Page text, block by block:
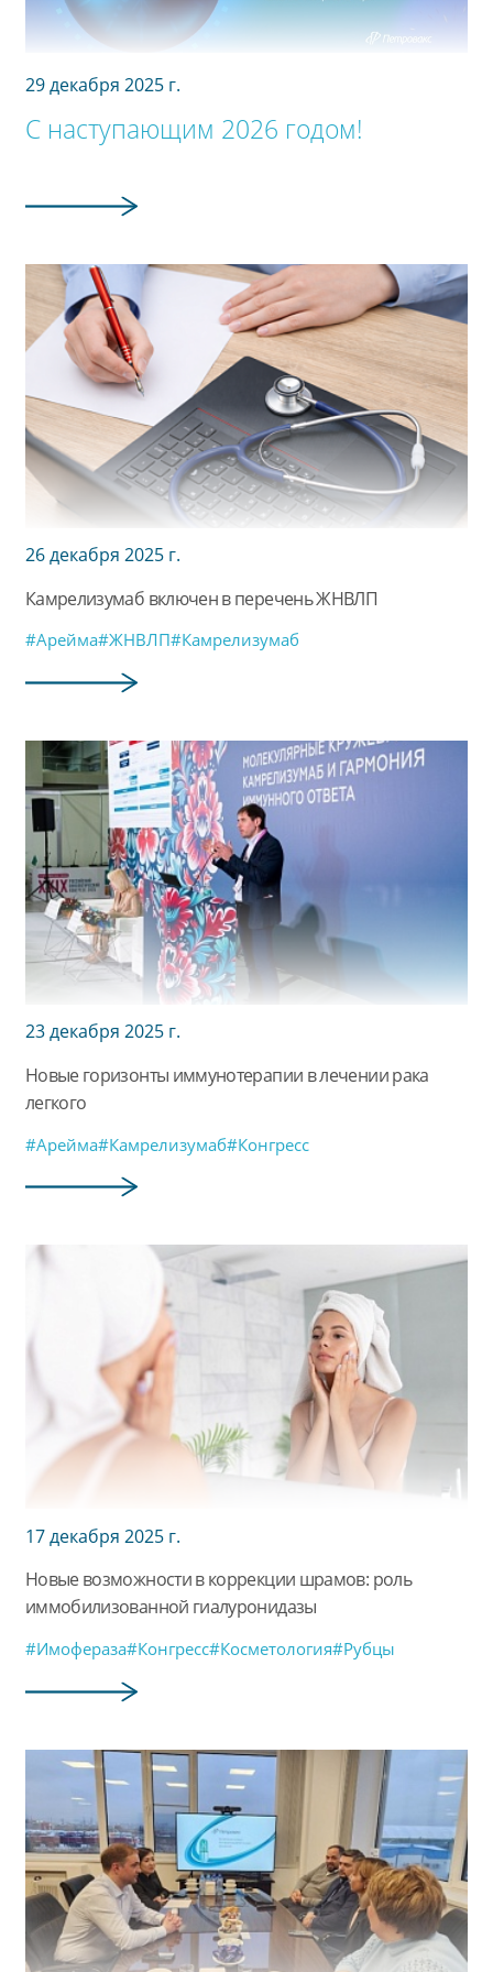
29 декабря 2025 г.
С наступающим 2026 годом!
26 декабря 2025 г.
Камрелизумаб включен в перечень ЖНВЛП
#Арейма#ЖНВЛП#Камрелизумаб
23 декабря 2025 г.
Новые горизонты иммунотерапии в лечении рака
легкого
#Арейма#Камрелизумаб#Конгресс
17 декабря 2025 г.
Новые возможности в коррекции шрамов: роль
иммобилизованной гиалуронидазы
#Имофераза#Конгресс#Косметология#Рубцы